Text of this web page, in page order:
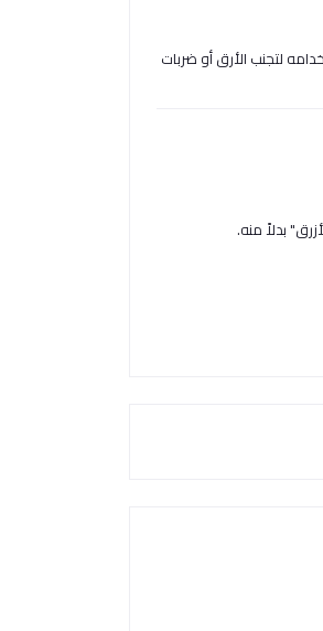
لتجنب الأرق أو ضربات
بدلاً منه.